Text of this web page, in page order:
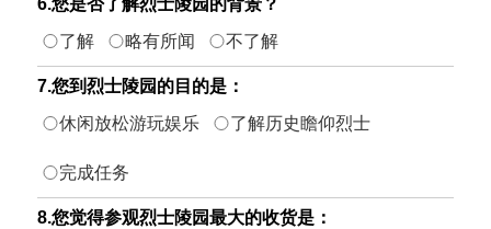
6.您是否了解烈士陵园的背景？
了解
略有所闻 不了解
7.您到烈士陵园的目的是：
休闲放松游玩娱乐
了解历史瞻仰烈士
完成任务
8.您觉得参观烈士陵园最大的收货是：